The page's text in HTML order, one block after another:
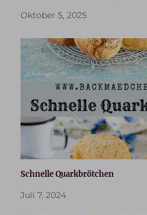
Oktober 5, 2025
Schnelle Quarkbrötchen
Juli 7, 2024